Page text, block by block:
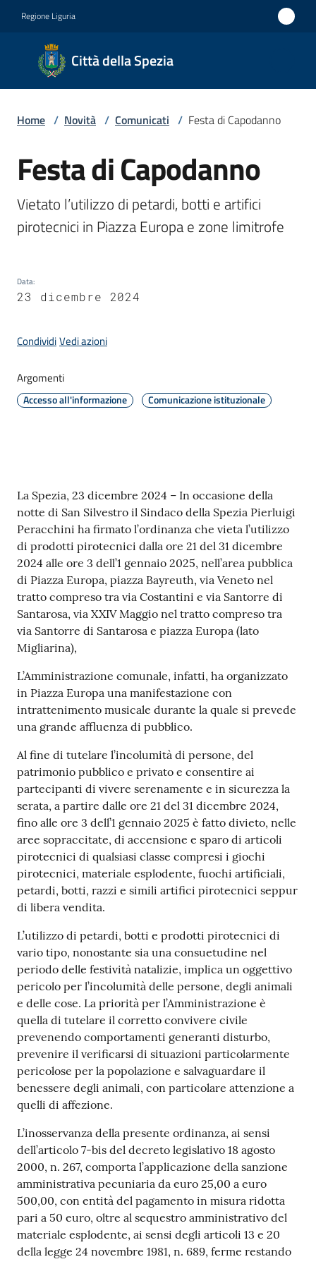
Regione Liguria
Città della Spezia
Città
della
Medaglia
d'oro al
Merito
Civile
Medaglia
Militare
Novità
il
Comune
C
e
r
t
i
f
i
c
a
t
i
A
n
a
g
r
a
f
i
i
o
n
l
i
n
e
A
N
P
R
Tutti
gli
argomenti...
Seguici
Home / Novità / Comunicati / Festa di Capodanno
Salta al contenuto
Festa di Capodanno
Vietato l’utilizzo di petardi, botti e artifici
pirotecnici in Piazza Europa e zone limitrofe
Data:
23 dicembre 2024
CondividiVedi azioni
Argomenti
Accesso all'informazione Comunicazione istituzionale
Contenuto
La Spezia, 23 dicembre 2024 – In occasione della
notte di San Silvestro il Sindaco della Spezia Pierluigi
Peracchini ha firmato l’ordinanza che vieta l’utilizzo
di prodotti pirotecnici dalla ore 21 del 31 dicembre
2024 alle ore 3 dell’1 gennaio 2025, nell’area pubblica
di Piazza Europa, piazza Bayreuth, via Veneto nel
tratto compreso tra via Costantini e via Santorre di
Santarosa, via XXIV Maggio nel tratto compreso tra
via Santorre di Santarosa e piazza Europa (lato
Migliarina),
L’Amministrazione comunale, infatti, ha organizzato
in Piazza Europa una manifestazione con
intrattenimento musicale durante la quale si prevede
una grande affluenza di pubblico.
Al fine di tutelare l’incolumità di persone, del
patrimonio pubblico e privato e consentire ai
partecipanti di vivere serenamente e in sicurezza la
serata, a partire dalle ore 21 del 31 dicembre 2024,
fino alle ore 3 dell’1 gennaio 2025 è fatto divieto, nelle
aree sopraccitate, di accensione e sparo di articoli
pirotecnici di qualsiasi classe compresi i giochi
pirotecnici, materiale esplodente, fuochi artificiali,
petardi, botti, razzi e simili artifici pirotecnici seppur
di libera vendita.
L’utilizzo di petardi, botti e prodotti pirotecnici di
vario tipo, nonostante sia una consuetudine nel
periodo delle festività natalizie, implica un oggettivo
pericolo per l’incolumità delle persone, degli animali
e delle cose. La priorità per l’Amministrazione è
quella di tutelare il corretto convivere civile
prevenendo comportamenti generanti disturbo,
prevenire il verificarsi di situazioni particolarmente
pericolose per la popolazione e salvaguardare il
benessere degli animali, con particolare attenzione a
quelli di affezione.
L’inosservanza della presente ordinanza, ai sensi
dell’articolo 7-bis del decreto legislativo 18 agosto
2000, n. 267, comporta l’applicazione della sanzione
amministrativa pecuniaria da euro 25,00 a euro
500,00, con entità del pagamento in misura ridotta
pari a 50 euro, oltre al sequestro amministrativo del
materiale esplodente, ai sensi degli articoli 13 e 20
della legge 24 novembre 1981, n. 689, ferme restando